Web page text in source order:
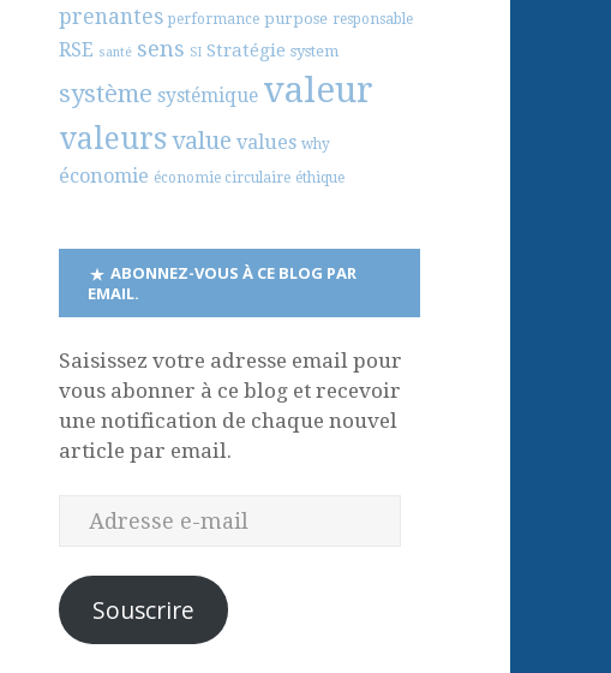
prenantes performance purpose responsable
RSE santé sens SI Stratégie system
système systémique valeur
valeursvalue values why
économie économie circulaire éthique
ABONNEZ-VOUS À CE BLOG PAR
EMAIL.
Saisissez votre adresse email pour
vous abonner à ce blog et recevoir
une notification de chaque nouvel
article par email.
Souscrire